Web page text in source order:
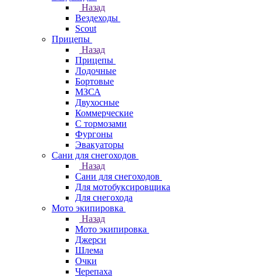
Назад
Вездеходы
Scout
Прицепы
Назад
Прицепы
Лодочные
Бортовые
МЗСА
Двухосные
Коммерческие
С тормозами
Фургоны
Эвакуаторы
Сани для снегоходов
Назад
Сани для снегоходов
Для мотобуксировщика
Для снегохода
Мото экипировка
Назад
Мото экипировка
Джерси
Шлема
Очки
Черепаха